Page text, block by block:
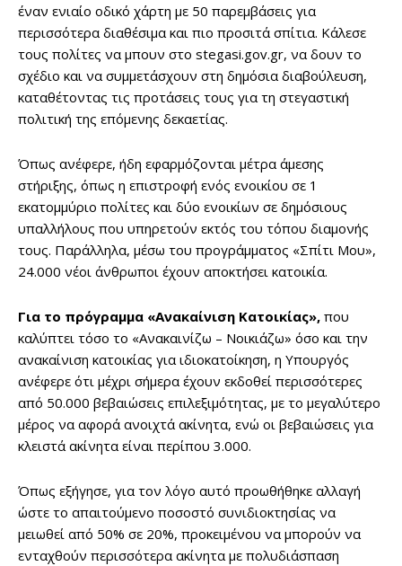
έναν ενιαίο οδικό χάρτη με 50 παρεμβάσεις για
περισσότερα διαθέσιμα και πιο προσιτά σπίτια. Κάλεσε
τους πολίτες να μπουν στο stegasi.gov.gr, να δουν το
σχέδιο και να συμμετάσχουν στη δημόσια διαβούλευση,
καταθέτοντας τις προτάσεις τους για τη στεγαστική
πολιτική της επόμενης δεκαετίας.
Όπως ανέφερε, ήδη εφαρμόζονται μέτρα άμεσης
στήριξης, όπως η επιστροφή ενός ενοικίου σε 1
εκατομμύριο πολίτες και δύο ενοικίων σε δημόσιους
υπαλλήλους που υπηρετούν εκτός του τόπου διαμονής
τους. Παράλληλα, μέσω του προγράμματος «Σπίτι Μου»,
24.000 νέοι άνθρωποι έχουν αποκτήσει κατοικία.
Για το πρόγραμμα «Ανακαίνιση Κατοικίας», που
καλύπτει τόσο το «Ανακαινίζω – Νοικιάζω» όσο και την
ανακαίνιση κατοικίας για ιδιοκατοίκηση, η Υπουργός
ανέφερε ότι μέχρι σήμερα έχουν εκδοθεί περισσότερες
από 50.000 βεβαιώσεις επιλεξιμότητας, με το μεγαλύτερο
μέρος να αφορά ανοιχτά ακίνητα, ενώ οι βεβαιώσεις για
κλειστά ακίνητα είναι περίπου 3.000.
Όπως εξήγησε, για τον λόγο αυτό προωθήθηκε αλλαγή
ώστε το απαιτούμενο ποσοστό συνιδιοκτησίας να
μειωθεί από 50% σε 20%, προκειμένου να μπορούν να
ενταχθούν περισσότερα ακίνητα με πολυδιάσπαση